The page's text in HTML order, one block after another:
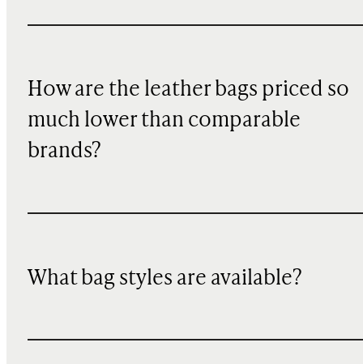
How are the leather bags priced so
much lower than comparable
brands?
What bag styles are available?